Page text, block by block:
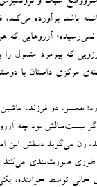
باشد برآورده
نمی‌رسیده؛ آرزوهایی
که پیرمرد متمول
داستان با
همسر، دو فرزند،
بیست‌سالش بود چه
زن می‌گوید دلیلش این
را طوری صورت‌بندی
توسط خواننده،